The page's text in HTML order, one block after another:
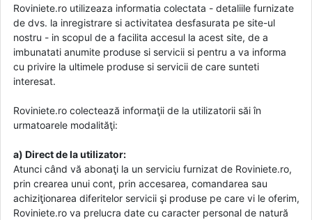
Roviniete.ro utilizeaza informatia colectata - detaliile furnizate
de dvs. la inregistrare si activitatea desfasurata pe site-ul
nostru - in scopul de a facilita accesul la acest site, de a
imbunatati anumite produse si servicii si pentru a va informa
cu privire la ultimele produse si servicii de care sunteti
interesat.
Roviniete.ro colectează informaţii de la utilizatorii săi în
urmatoarele modalităţi:
a) Direct de la utilizator:
Atunci când vă abonaţi la un serviciu furnizat de Roviniete.ro,
prin crearea unui cont, prin accesarea, comandarea sau
achiziţionarea diferitelor servicii şi produse pe care vi le oferim,
Roviniete.ro va prelucra date cu caracter personal de natură